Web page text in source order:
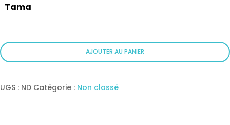
Tama
quantité
de
pour
enfants
AJOUTER AU PANIER
UGS : ND Catégorie : Non classé